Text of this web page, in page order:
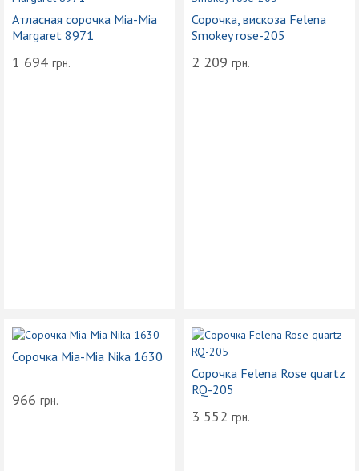
Атласная сорочка Mia-Mia
Margaret 8971
1 694 грн.
Сорочка, вискоза Felena
Smokey rose-205
2 209 грн.
Сорочка Mia-Mia Nika 1630
966 грн.
Сорочка Felena Rose quartz
RQ-205
3 552 грн.